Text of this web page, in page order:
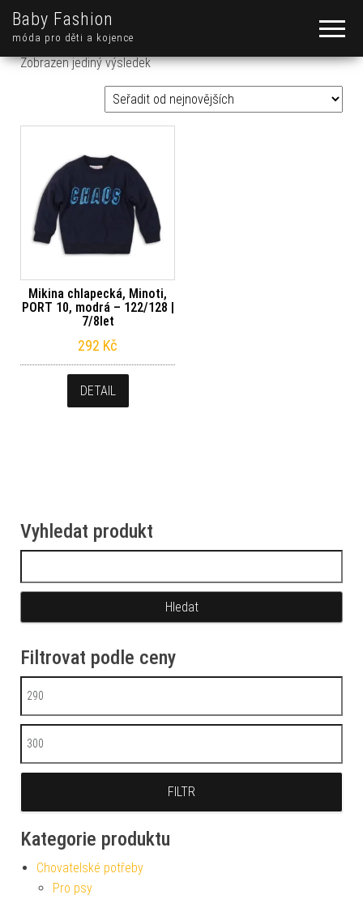
Baby Fashion
móda pro děti a kojence
Zobrazen jediný výsledek
Mikina chlapecká, Minoti,
PORT 10, modrá – 122/128 |
7/8let
292 Kč
DETAIL
Vyhledat produkt
Filtrovat podle ceny
Minimální cena
Maximální cena
FILTR
Kategorie produktu
Chovatelské potřeby
Pro psy